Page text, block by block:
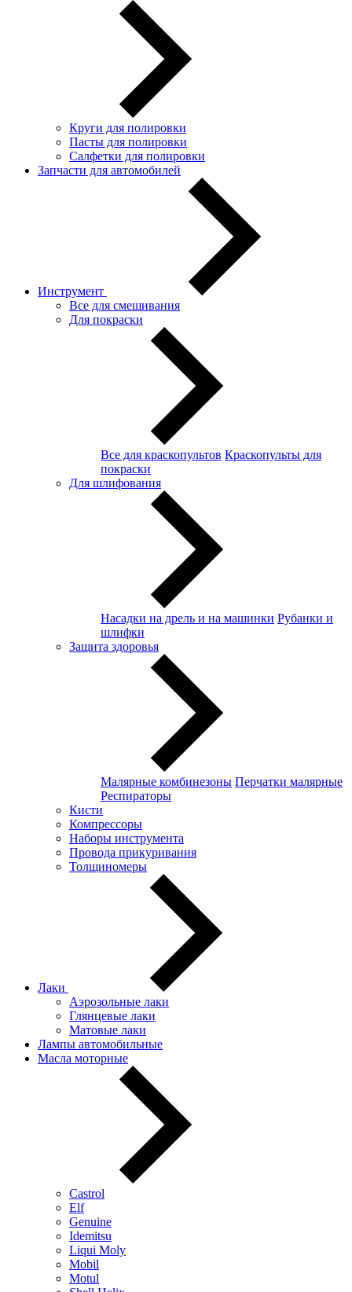
Круги для полировки
Пасты для полировки
Салфетки для полировки
Запчасти для автомобилей
Инструмент
Все для смешивания
Для покраски
Все для краскопультов Краскопульты для
покраски
Для шлифования
Насадки на дрель и на машинки Рубанки и
шлифки
Защита здоровья
Малярные комбинезоны Перчатки малярные
Респираторы
Кисти
Компрессоры
Наборы инструмента
Провода прикуривания
Толщиномеры
Лаки
Аэрозольные лаки
Глянцевые лаки
Матовые лаки
Лампы автомобильные
Масла моторные
Castrol
Elf
Genuine
Idemitsu
Liqui Moly
Mobil
Motul